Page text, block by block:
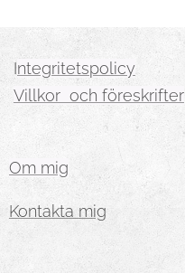
Integritetspolicy
Villkor och föreskrifter
Om mig
Kontakta mig